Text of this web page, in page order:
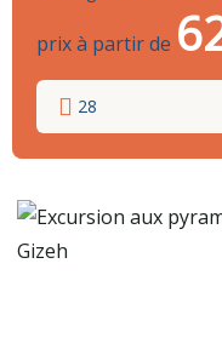
prix à partir de
28